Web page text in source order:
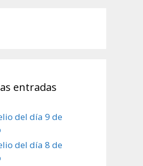
entradas
del día 9 de
del día 8 de